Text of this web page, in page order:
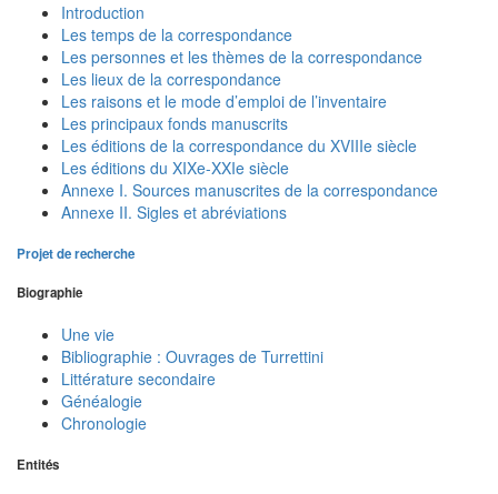
Introduction
Les temps de la correspondance
Les personnes et les thèmes de la correspondance
Les lieux de la correspondance
Les raisons et le mode d’emploi de l’inventaire
Les principaux fonds manuscrits
Les éditions de la correspondance du XVIIIe siècle
Les éditions du XIXe-XXIe siècle
Annexe I. Sources manuscrites de la correspondance
Annexe II. Sigles et abréviations
Projet de recherche
Biographie
Une vie
Bibliographie : Ouvrages de Turrettini
Littérature secondaire
Généalogie
Chronologie
Entités